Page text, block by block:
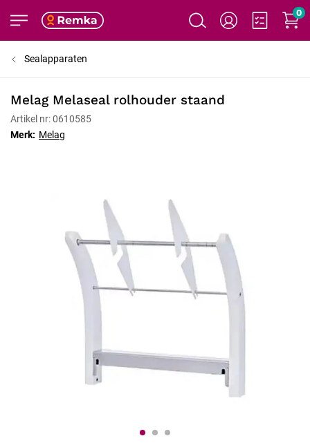
0
Sealapparaten
Melag Melaseal rolhouder staand
Artikel nr: 0610585
Merk: Melag